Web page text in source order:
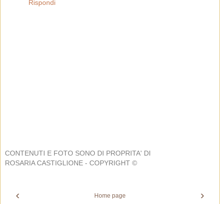
Rispondi
CONTENUTI E FOTO SONO DI PROPRITA' DI
ROSARIA CASTIGLIONE - COPYRIGHT ©
‹ ›
Home page